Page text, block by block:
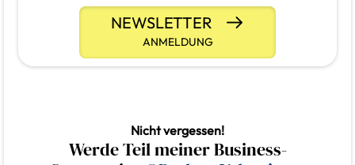
NEWSLETTER
ANMELDUNG
Nicht vergessen!
Werde Teil meiner Business-